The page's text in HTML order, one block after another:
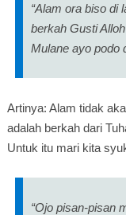
“Alam ora biso di
berkah Gusti
Mulane ayo podo
Artinya: Alam tidak
adalah berkah dari
Untuk itu mari kita
“Ojo pisan-pisan